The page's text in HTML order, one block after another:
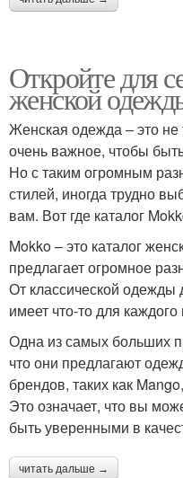
Откройте для
женской
Женская одежда – это не
очень важное, чтобы
Но с таким огромным
стилей, иногда трудно
вам. Вот где каталог
Mokko – это каталог
предлагает огромное
От классической
имеет что-то для каждого
Одна из самых больших
что они предлагают
брендов, таких как
Это означает, что вы
быть уверенными в
читать дальше →